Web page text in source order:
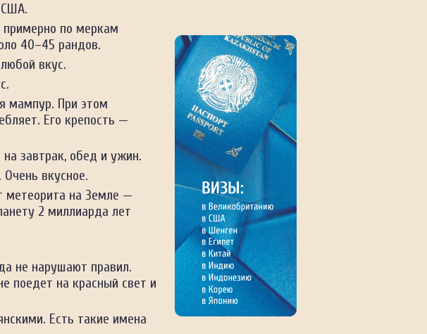
по меркам
40–45 рандов.
вкус.
мампур. При этом
Его крепость —
завтрак, обед и ужин.
Очень вкусное.
метеорита на Земле —
2 миллиарда лет
не нарушают правил.
поедет на красный свет и
Есть такие имена